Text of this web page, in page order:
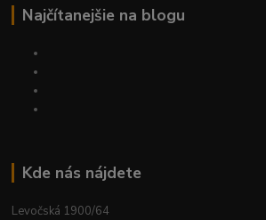
Najčítanejšie na blogu
Kde nás nájdete
Levočská 1900/64